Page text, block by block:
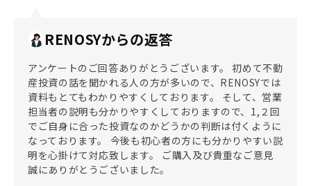
RENOSYからの返答
アンケートのご回答ありがとうございます。 初めて不動
産投資の話を聞かれる人の方が多いので、RENOSYでは
資料もとてもわかりやすくしております。 そして、営業
担当者の説明も分かりやすくしておりますので、1,２回
でご自身に合った投資なのかどうかの判断は付くように
なっております。 今後も初心者の方にも分かりやすい説
明を心掛けて対応致します。 ご購入及び貴重なご意見
誠にありがとうございました。